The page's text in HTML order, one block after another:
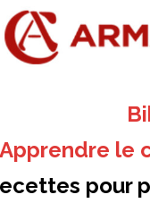
Apprendre le
pour